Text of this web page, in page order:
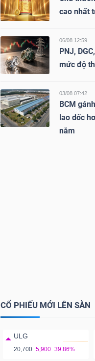
cao nhất
06/08 12:59
PNJ,
mức độ
03/08 07:42
BCM
lao dốc
năm
CỔ PHIẾU MỚI LÊN SÀN
ULG
20,700 5,900 39.86%